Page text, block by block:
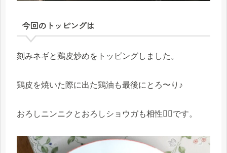
今回のトッピングは
刻みネギと鶏皮炒めをトッピングしました。
鶏皮を焼いた際に出た鶏油も最後にとろ〜り♪
おろしニンニクとおろしショウガも相性🙆‍♀️です。